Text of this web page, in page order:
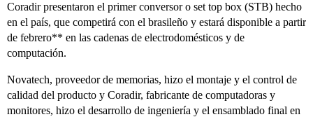
Coradir presentaron el primer conversor o set top box (STB) hecho
en el país, que competirá con el brasileño y estará disponible a partir
de febrero** en las cadenas de electrodomésticos y de
computación.
Novatech, proveedor de memorias, hizo el montaje y el control de
calidad del producto y Coradir, fabricante de computadoras y
monitores, hizo el desarrollo de ingeniería y el ensamblado final en